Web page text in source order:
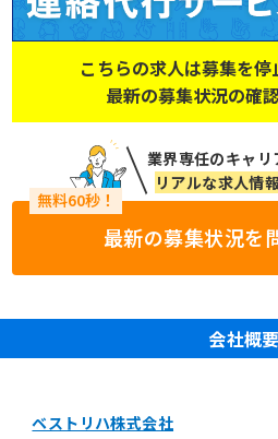
こちらの求人は募集を停
最新の募集状況の確
業界専任のキャ
リアルな求人情
最新の募集状況を
会社概要
ベストリハ株式会社